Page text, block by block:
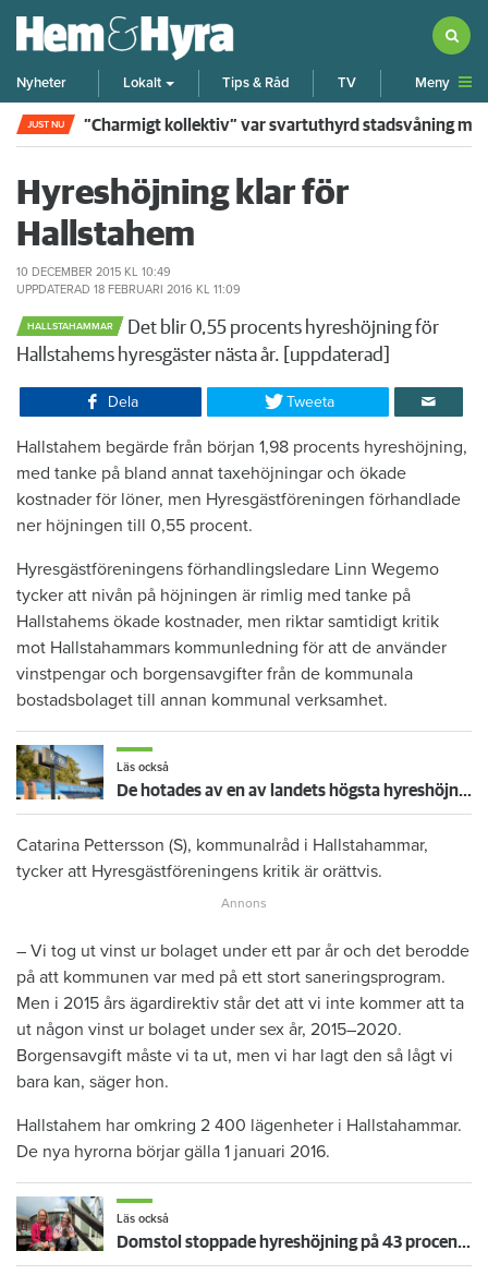
Nyheter Lokalt Tips & Råd TV Meny
JUST NU ”Charmigt kollektiv” var svartuthyrd stadsvåning
Hyreshöjning klar för
Hallstahem
10 DECEMBER 2015 KL 10:49
UPPDATERAD 18 FEBRUARI 2016 KL 11:09
HALLSTAHAMMAR
Det blir 0,55 procents hyreshöjning för
Hallstahems hyresgäster nästa år. [uppdaterad]
Dela Tweeta
Hallstahem begärde från början 1,98 procents hyreshöjning,
med tanke på bland annat taxehöjningar och ökade
kostnader för löner, men Hyresgästföreningen förhandlade
ner höjningen till 0,55 procent.
Hyresgästföreningens förhandlingsledare Linn Wegemo
tycker att nivån på höjningen är rimlig med tanke på
Hallstahems ökade kostnader, men riktar samtidigt kritik
mot Hallstahammars kommunledning för att de använder
vinstpengar och borgensavgifter från de kommunala
bostadsbolaget till annan kommunal verksamhet.
Läs också
De hotades av en av landets högsta hyreshöjningar – så blev det
Catarina Pettersson (S), kommunalråd i Hallstahammar,
tycker att Hyresgästföreningens kritik är orättvis.
– Vi tog ut vinst ur bolaget under ett par år och det berodde
på att kommunen var med på ett stort saneringsprogram.
Men i 2015 års ägardirektiv står det att vi inte kommer att ta
ut någon vinst ur bolaget under sex år, 2015–2020.
Borgensavgift måste vi ta ut, men vi har lagt den så lågt vi
bara kan, säger hon.
Hallstahem har omkring 2 400 lägenheter i Hallstahammar.
De nya hyrorna börjar gälla 1 januari 2016.
Läs också
Domstol stoppade hyreshöjning på 43 procent i Erikas LSS-lägenhet – mamma Lena: ”Äntligen!”